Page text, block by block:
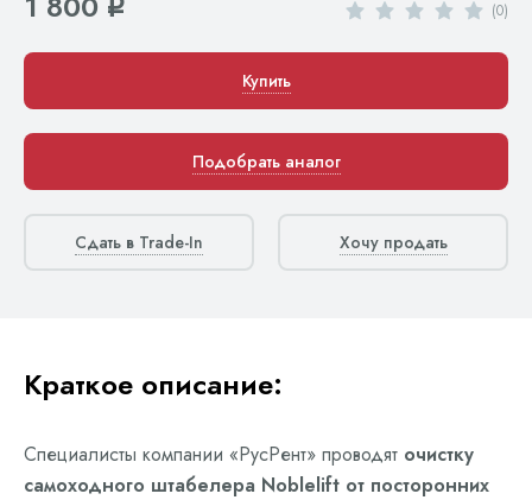
q (0)
Купить
Подобрать аналог
Сдать в Trade-In Хочу продать
Краткое описание:
Специалисты компании «РусРент» проводят очистку
самоходного штабелера Noblelift от посторонних